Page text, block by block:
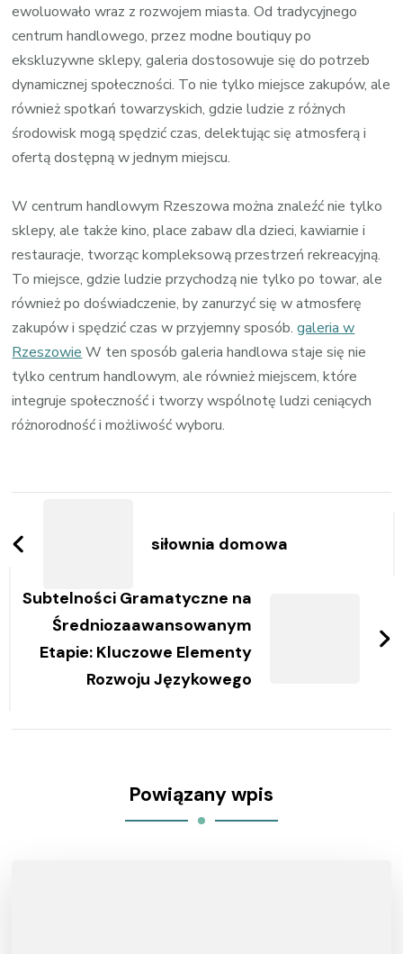
ewoluowało wraz z rozwojem miasta. Od tradycyjnego
centrum handlowego, przez modne boutiquy po
ekskluzywne sklepy, galeria dostosowuje się do potrzeb
dynamicznej społeczności. To nie tylko miejsce zakupów, ale
również spotkań towarzyskich, gdzie ludzie z różnych
środowisk mogą spędzić czas, delektując się atmosferą i
ofertą dostępną w jednym miejscu.
W centrum handlowym Rzeszowa można znaleźć nie tylko
sklepy, ale także kino, place zabaw dla dzieci, kawiarnie i
restauracje, tworząc kompleksową przestrzeń rekreacyjną.
To miejsce, gdzie ludzie przychodzą nie tylko po towar, ale
również po doświadczenie, by zanurzyć się w atmosferę
zakupów i spędzić czas w przyjemny sposób.galeria w
Rzeszowie W ten sposób galeria handlowa staje się nie
tylko centrum handlowym, ale również miejscem, które
integruje społeczność i tworzy wspólnotę ludzi ceniących
różnorodność i możliwość wyboru.
wpisy
siłownia domowa
Subtelności Gramatyczne na
Średniozaawansowanym
Etapie: Kluczowe Elementy
Rozwoju Językowego
Powiązany wpis